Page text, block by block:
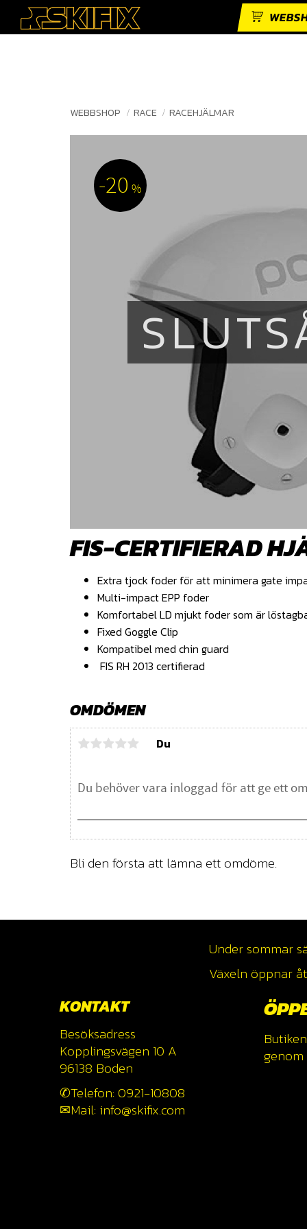
WEBBSHOP RACE RACEHJÄLMAR
20 %
FIS-CERTIFIERAD
Extra tjock foder för att minimera gate
Multi-impact EPP foder
Komfortabel LD mjukt foder som är
Fixed Goggle Clip
Kompatibel med chin guard
FIS RH 2013 certifierad
OMDÖMEN
Du
Bli den första att lämna ett omdöme.
Under sommar
Växeln öppnar
KONTAKT
Besöksadress
Kopplingsvägen 10 A
96138 Boden
✆Telefon: 0921-10808
✉Mail: info@skifix.com